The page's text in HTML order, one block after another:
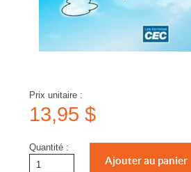
Prix unitaire :
13,95 $
Quantité :